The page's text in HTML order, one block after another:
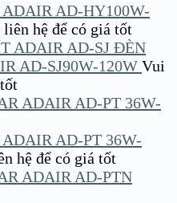
AD-HY100W-
hệ để có giá tốt
ĐÈN
AD-SJ90W-120W Vui
AD-PT 36W-
hệ để có giá tốt